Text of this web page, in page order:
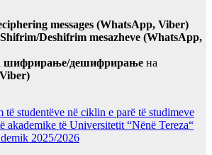
messages (WhatsApp, Viber)
Deshifrim mesazheve (WhatsApp,
шифрирање/дешифрирање на
studentëve në ciklin e parë të studimeve
akademike të Universitetit “Nënë Tereza“
2025/2026